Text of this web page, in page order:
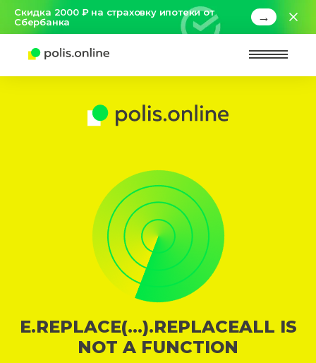
Скидка 2000 ₽ на страховку ипотеки от
Сбербанка
→
E.REPLACE(...).REPLACEALL IS
NOT A FUNCTION